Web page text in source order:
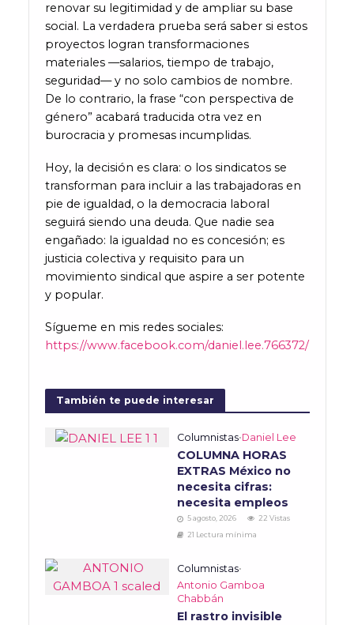
renovar su legitimidad y de ampliar su base
social. La verdadera prueba será saber si estos
proyectos logran transformaciones
materiales —salarios, tiempo de trabajo,
seguridad— y no solo cambios de nombre.
De lo contrario, la frase “con perspectiva de
género” acabará traducida otra vez en
burocracia y promesas incumplidas.
Hoy, la decisión es clara: o los sindicatos se
transforman para incluir a las trabajadoras en
pie de igualdad, o la democracia laboral
seguirá siendo una deuda. Que nadie sea
engañado: la igualdad no es concesión; es
justicia colectiva y requisito para un
movimiento sindical que aspire a ser potente
y popular.
Sígueme en mis redes sociales:
https://www.facebook.com/daniel.lee.766372/
También te puede interesar
Columnistas•Daniel Lee
COLUMNA HORAS
EXTRAS México no
necesita cifras:
necesita empleos
5 agosto, 2026
22 Vistas
21 Lectura mínima
Columnistas•
Antonio Gamboa
Chabbán
El rastro invisible